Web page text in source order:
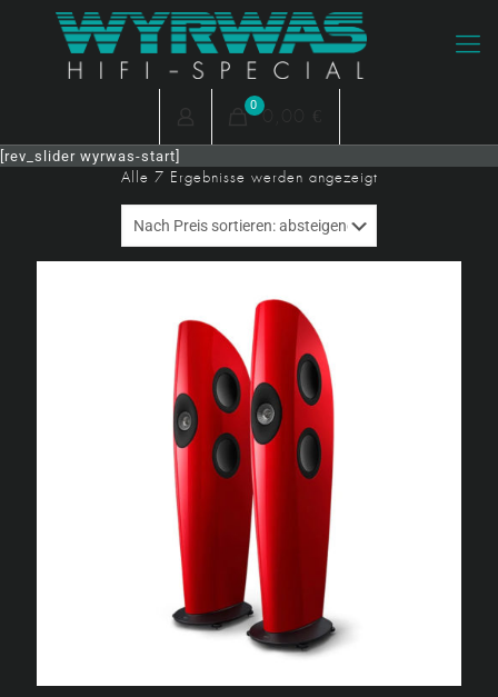
0 0,00 €
[rev_slider wyrwas-start]
Alle 7 Ergebnisse werden angezeigtNach